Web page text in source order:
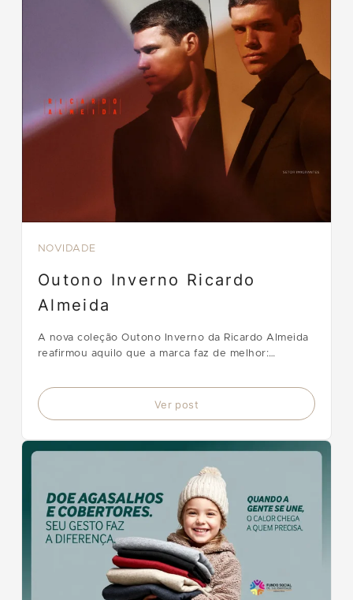
NOVIDADE
Outono Inverno Ricardo
Almeida
A nova coleção Outono Inverno da Ricardo Almeida
reafirmou aquilo que a marca faz de melhor:
homem contemporâneo.Ver post